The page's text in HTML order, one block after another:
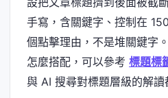
手寫，含關鍵字、控制在
個點擊理由，不是堆關鍵字
怎麼搭配，可以參考 標題標
與 AI 搜尋對標題層級的解讀